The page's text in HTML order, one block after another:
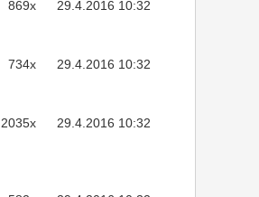
869x 29.4.2016 10:32
734x 29.4.2016 10:32
2035x 29.4.2016 10:32